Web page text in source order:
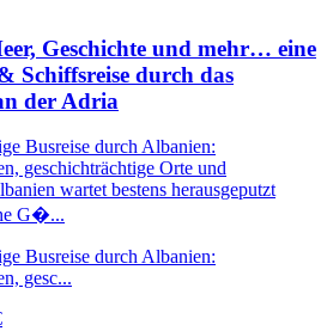
Geschichte und mehr… eine
Schiffsreise durch das
der Adria
Busreise durch Albanien:
geschichträchtige Orte und
wartet bestens herausgeputzt
G�...
Busreise durch Albanien:
gesc...